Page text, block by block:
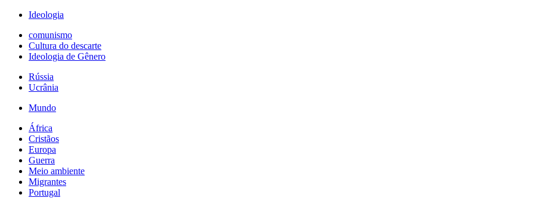
Ideologia
comunismo
Cultura do descarte
Ideologia de Gênero
Rússia
Ucrânia
Mundo
África
Cristãos
Europa
Guerra
Meio ambiente
Migrantes
Portugal